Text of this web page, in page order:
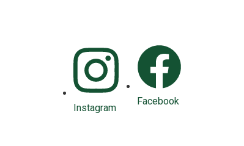
Instagram
Facebook